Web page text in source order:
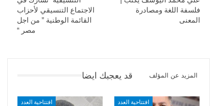
الاجتماع التنسيقي لأحزاب
القائمة الوطنية ” من اجل
مصر “
فلسفة اللغة ومصادرة
المعنى
قد يعجبك ايضا المزيد عن المؤلف
افتتاحية العدد افتتاحية العدد